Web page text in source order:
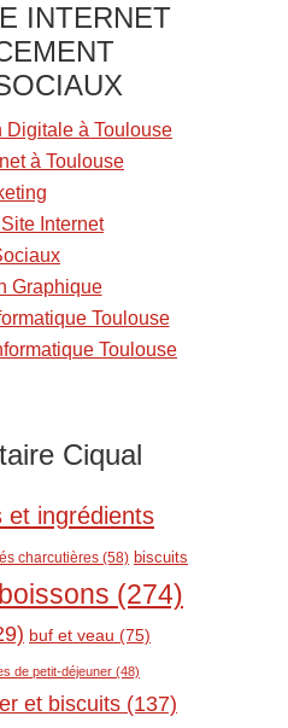
INTERNET
à Toulouse
à Toulouse
Internet
Graphique
Toulouse
Toulouse
Ciqual
et ingrédients
charcutières (58) biscuits
boissons (274)
buf et veau (75)
de petit-déjeuner (48)
et biscuits (137)